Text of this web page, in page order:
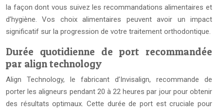
la façon dont vous suivez les recommandations alimentaires et
d’hygiène. Vos choix alimentaires peuvent avoir un impact
significatif sur la progression de votre traitement orthodontique.
Durée quotidienne de port recommandée
par align technology
Align Technology, le fabricant d’Invisalign, recommande de
porter les aligneurs pendant 20 à 22 heures par jour pour obtenir
des résultats optimaux. Cette durée de port est cruciale pour